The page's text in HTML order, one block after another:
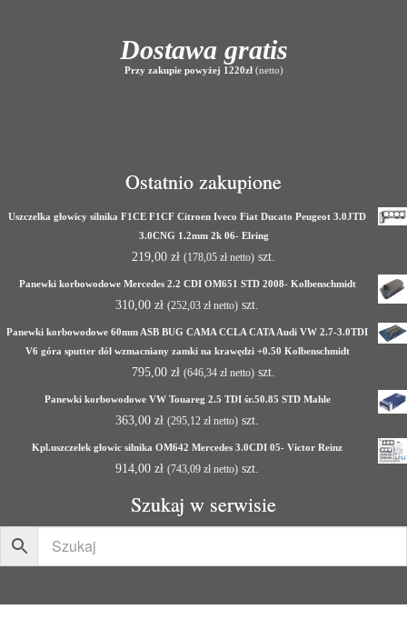
Dostawa gratis
Przy zakupie powyżej 1220zł(netto)
Ostatnio zakupione
Uszczelka głowicy silnika F1CE F1CF Citroen Iveco Fiat Ducato Peugeot 3.0JTD
3.0CNG 1.2mm 2k 06- Elring
219,00 zł (178,05 zł netto) szt.
Panewki korbowodowe Mercedes 2.2 CDI OM651 STD 2008- Kolbenschmidt
310,00 zł (252,03 zł netto) szt.
Panewki korbowodowe 60mm ASB BUG CAMA CCLA CATA Audi VW 2.7-3.0TDI
V6 góra sputter dół wzmacniany zamki na krawędzi +0.50 Kolbenschmidt
795,00 zł (646,34 zł netto) szt.
Panewki korbowodowe VW Touareg 2.5 TDI śr.50.85 STD Mahle
363,00 zł (295,12 zł netto) szt.
Kpl.uszczelek głowic silnika OM642 Mercedes 3.0CDI 05- Victor Reinz
914,00 zł (743,09 zł netto) szt.
Szukaj w serwisie